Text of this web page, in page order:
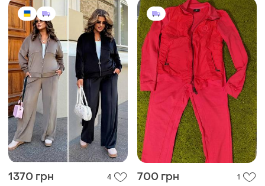
1370 грн 4 700 грн 1